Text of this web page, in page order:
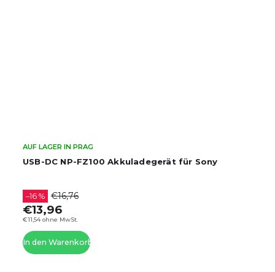
USB-DC NP-FZ100 Akkuladegerät für Sony
AUF LAGER IN PRAG
€11,54 ohne MwSt.
–16 % €16,76
€13,96
In den Warenkorb